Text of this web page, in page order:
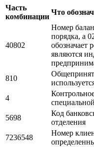
Набор цифр, из которого
случаен. Каждая часть
указывающих
пример сочетание
Что
40802
Номер
порядка, а
обозначает
являются
810